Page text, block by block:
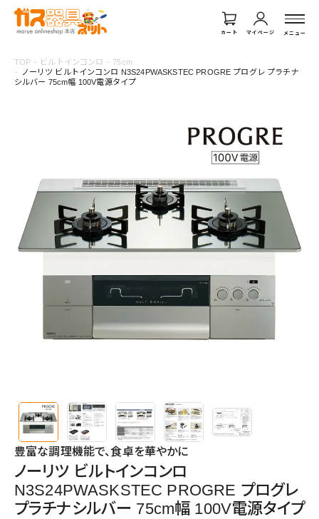
カート マイページ メニュー
TOP ビルトインコンロ
75cm
ノーリツ ビルトインコンロ N3S24PWASKSTEC PROGRE プログレ プラチナ
シルバー 75cm幅 100V電源タイプ
豊富な調理機能で、食卓を華やかに
ノーリツ ビルトインコンロ
N3S24PWASKSTEC PROGRE プログレ
プラチナシルバー 75cm幅 100V電源タイプ